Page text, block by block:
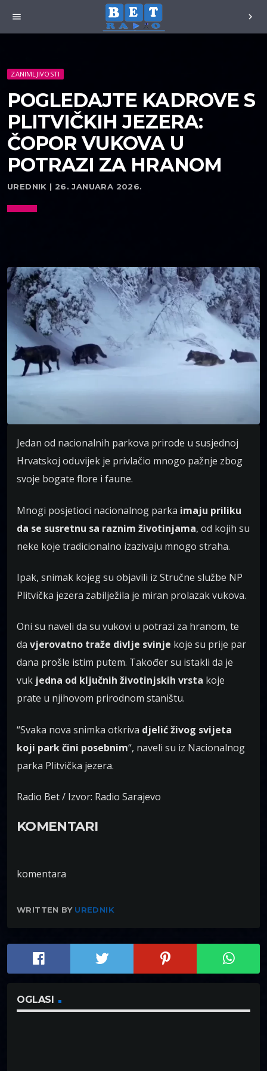
menu chevron_right
ZANIMLJIVOSTI
POGLEDAJTE KADROVE S
PLITVIČKIH JEZERA:
ČOPOR VUKOVA U
POTRAZI ZA HRANOM
UREDNIK | 26. JANUARA 2026.
Jedan od nacionalnih parkova prirode u susjednoj
Hrvatskoj oduvijek je privlačio mnogo pažnje zbog
svoje bogate flore i faune.
Mnogi posjetioci nacionalnog parka imaju priliku
da se susretnu sa raznim životinjama, od kojih su
neke koje tradicionalno izazivaju mnogo straha.
Ipak, snimak kojeg su objavili iz Stručne službe NP
Plitvička jezera zabilježila je miran prolazak vukova.
Oni su naveli da su vukovi u potrazi za hranom, te
da vjerovatno traže divlje svinje koje su prije par
dana prošle istim putem. Također su istakli da je
vuk jedna od ključnih životinjskih vrsta koje
prate u njihovom prirodnom staništu.
“Svaka nova snimka otkriva djelić živog svijeta
koji park čini posebnim“, naveli su iz Nacionalnog
parka Plitvička jezera.
Radio Bet / Izvor: Radio Sarajevo
KOMENTARI
komentara
WRITTEN BY UREDNIK
OGLASI